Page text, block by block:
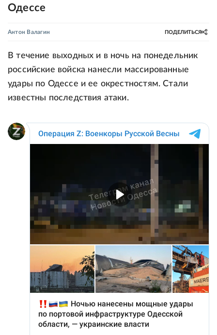
Одессе
Антон Валагин ПОДЕЛИТЬСЯ
В течение выходных и в ночь на понедельник
российские войска нанесли массированные
удары по Одессе и ее окрестностям. Стали
известны последствия атаки.